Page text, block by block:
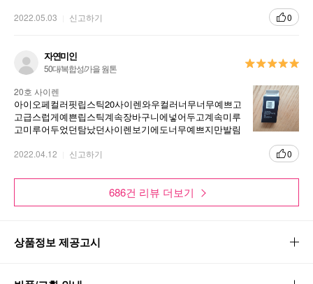
컬러핏 립스틱
각해보고사야겠습니다ㅠ
2022.05.03 신고하기 0
자연미인
50대/복합성/가을 웜톤
20호 사이렌
아이오페컬러핏립스틱20사이렌와우컬러너무너무예쁘고
고급스럽게예쁜립스틱계속장바구니에넣어두고계속미루
고미루어두었던탐났던사이렌보기에도너무예쁘지만발림
오페짱
2022.04.12 신고하기 0
686건 리뷰 더보기
상품정보 제공고시